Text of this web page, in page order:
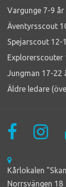
Vargunge 7-9 år
Äventyrsscout
Spejarscout 12-
Explorerscouter
Jungman 17-22
Äldre ledare
Kårlokalen
Norrsvängen 18